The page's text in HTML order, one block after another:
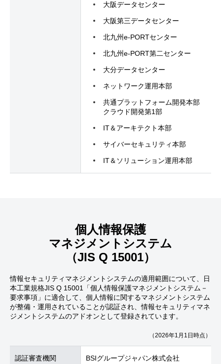
大阪データセンター
大阪第三データセンター
北九州e-PORTセンター
北九州e-PORT第二センター
大分データセンター
ネットワーク運用本部
共通プラットフォーム開発本部
クラウド開発第1部
IT＆アーキテクト本部
サイバーセキュリティ本部
IT＆ソリューション運用本部
個人情報保護
マネジメントシステム
（JIS Q 15001）
情報セキュリティマネジメントシステムの適用範囲について、日
本工業規格JIS Q 15001「個人情報保護マネジメントシステム－
要求事項」に適合して、個人情報に関するマネジメントシステム
が整備・運用されていることが認証され、情報セキュリティマネ
ジメントシステムのアドオンとして登録されています。
（2026年1月1日時点）
認証審査機関 BSIグループジャパン株式会社